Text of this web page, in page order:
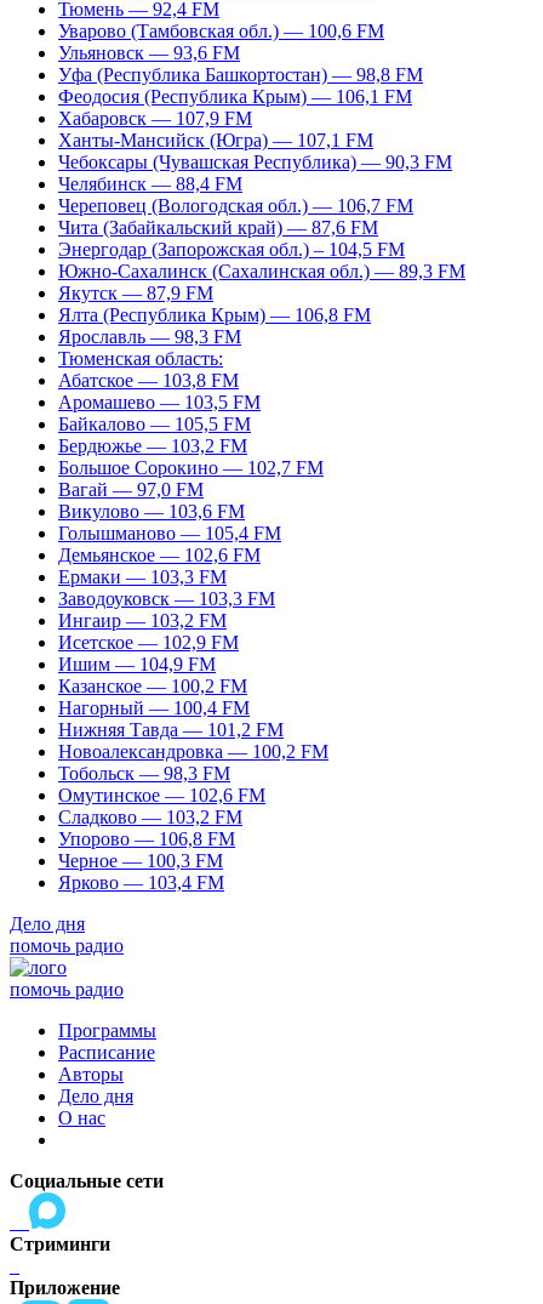
Тюмень — 92,4 FM
Уварово (Тамбовская обл.) — 100,6 FM
Ульяновск — 93,6 FM
Уфа (Республика Башкортостан) — 98,8 FM
Феодосия (Республика Крым) — 106,1 FM
Хабаровск — 107,9 FM
Ханты-Мансийск (Югра) — 107,1 FM
Чебоксары (Чувашская Республика) — 90,3 FM
Челябинск — 88,4 FM
Череповец (Вологодская обл.) — 106,7 FM
Чита (Забайкальский край) — 87,6 FM
Энергодар (Запорожская обл.) – 104,5 FM
Южно-Сахалинск (Сахалинская обл.) — 89,3 FM
Якутск — 87,9 FM
Ялта (Республика Крым) — 106,8 FM
Ярославль — 98,3 FM
Тюменская область:
Абатское — 103,8 FM
Аромашево — 103,5 FM
Байкалово — 105,5 FM
Бердюжье — 103,2 FM
Большое Сорокино — 102,7 FM
Вагай — 97,0 FM
Викулово — 103,6 FM
Голышманово — 105,4 FM
Демьянское — 102,6 FM
Ермаки — 103,3 FM
Заводоуковск — 103,3 FM
Ингаир — 103,2 FM
Исетское — 102,9 FM
Ишим — 104,9 FM
Казанское — 100,2 FM
Нагорный — 100,4 FM
Нижняя Тавда — 101,2 FM
Новоалександровка — 100,2 FM
Тобольск — 98,3 FM
Омутинское — 102,6 FM
Сладково — 103,2 FM
Упорово — 106,8 FM
Черное — 100,3 FM
Ярково — 103,4 FM
Дело дня
помочь радио
помочь радио
Программы
Расписание
Авторы
Дело дня
О нас
Социальные сети
Стриминги
Приложение